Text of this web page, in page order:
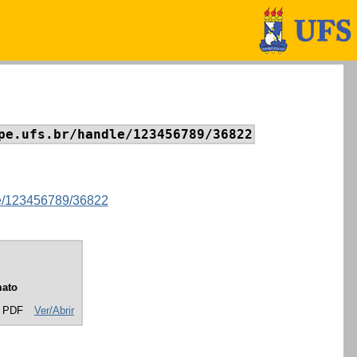
handle/123456789/36822
123456789/36822
PDF Ver/Abrir